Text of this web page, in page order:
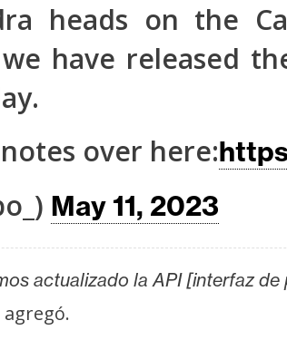
heads on the
have released
over here:
May 11, 2023
actualizado la API [interfaz
agregó.